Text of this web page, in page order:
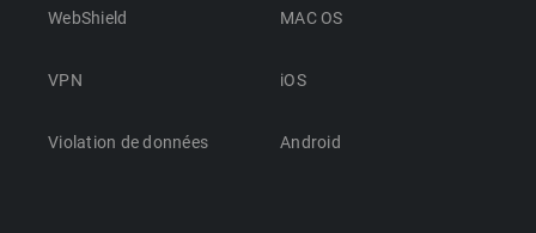
WebShield
VPN
Violation de données
MAC OS
iOS
Android